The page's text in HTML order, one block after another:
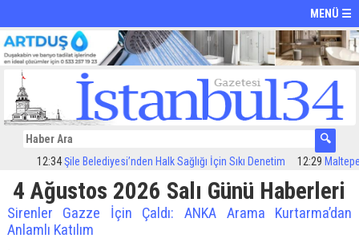
MENÜ ☰
12:34Şile Belediyesi’nden Halk Sağlığı İçin Sıkı Denetim 12:29
4 Ağustos 2026 Salı Günü Haberleri
Sirenler Gazze İçin Çaldı: ANKA Arama Kurtarma’dan
Anlamlı Katılım